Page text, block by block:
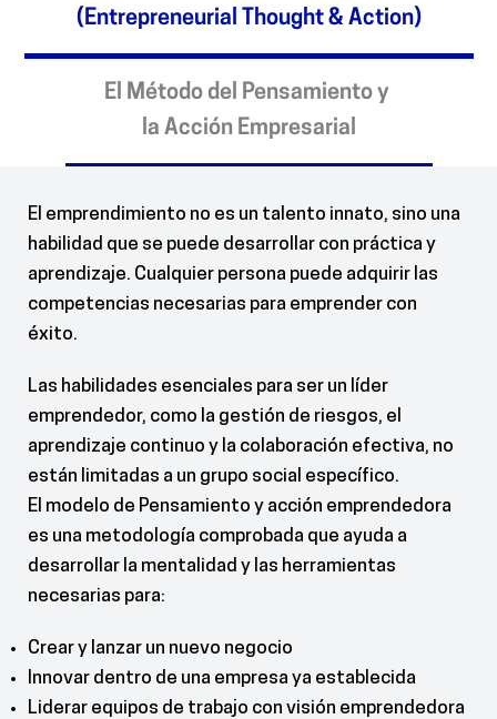
(Entrepreneurial Thought & Action)
El Método del Pensamiento y
la Acción Empresarial
El emprendimiento no es un talento innato, sino una
habilidad que se puede desarrollar con práctica y
aprendizaje. Cualquier persona puede adquirir las
competencias necesarias para emprender con
éxito.
Las habilidades esenciales para ser un líder
emprendedor, como la gestión de riesgos, el
aprendizaje continuo y la colaboración efectiva, no
están limitadas a un grupo social específico.
El modelo de Pensamiento y acción emprendedora
es una metodología comprobada que ayuda a
desarrollar la mentalidad y las herramientas
necesarias para:
Crear y lanzar un nuevo negocio
Innovar dentro de una empresa ya establecida
Liderar equipos de trabajo con visión emprendedora